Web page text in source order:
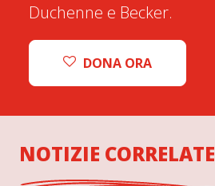
Duchenne e Becker.
DONA ORA
NOTIZIE CORRELATE